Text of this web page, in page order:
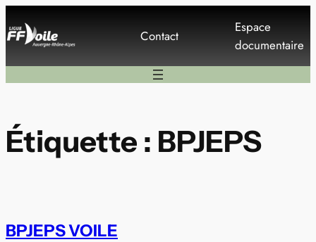
au
contenu
Contact
Espace
documentaire
Étiquette : BPJEPS
BPJEPS VOILE